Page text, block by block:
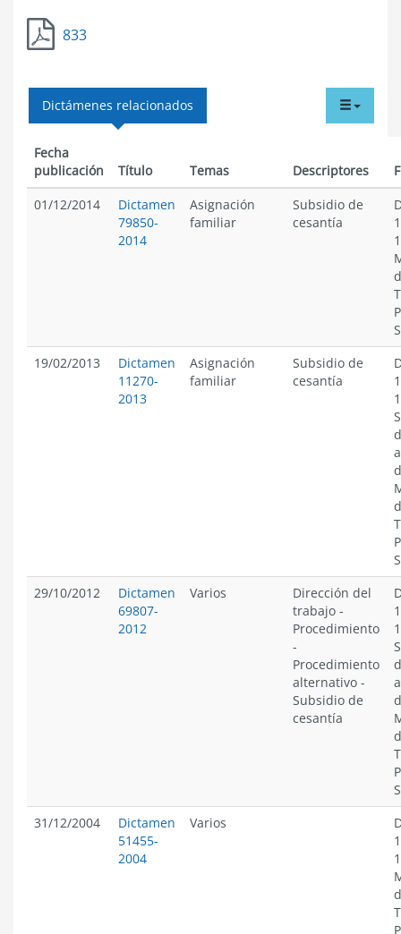
833
menu
Dictámenes relacionados
Fecha
publicación
Título Temas Descriptores
01/12/2014
Dictamen
79850-
2014
Asignación
familiar
Subsidio de
cesantía
19/02/2013
Dictamen
11270-
2013
Asignación
familiar
Subsidio de
cesantía
29/10/2012
Dictamen
69807-
2012
Varios
Dirección del
trabajo -
Procedimiento
-
Procedimiento
alternativo -
Subsidio de
cesantía
31/12/2004
Dictamen
51455-
2004
Varios